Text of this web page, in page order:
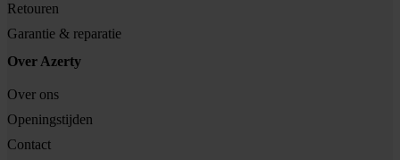
Retouren
Garantie & reparatie
Over Azerty
Over ons
Openingstijden
Contact